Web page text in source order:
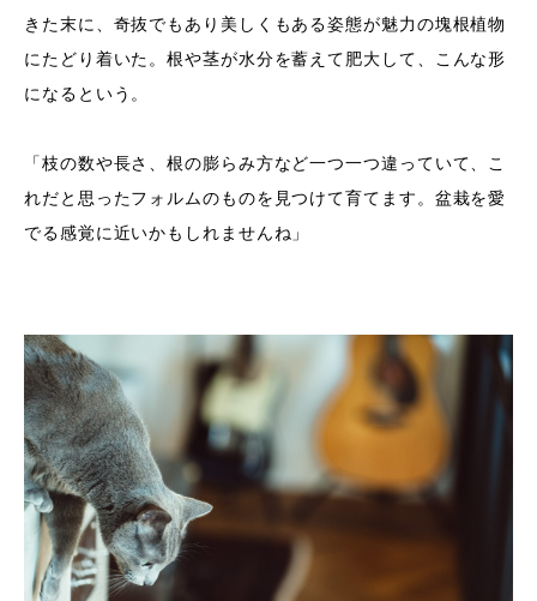
きた末に、奇抜でもあり美しくもある姿態が魅力の塊根植物
にたどり着いた。根や茎が水分を蓄えて肥大して、こんな形
になるという。
「枝の数や長さ、根の膨らみ方など一つ一つ違っていて、こ
れだと思ったフォルムのものを見つけて育てます。盆栽を愛
でる感覚に近いかもしれませんね」